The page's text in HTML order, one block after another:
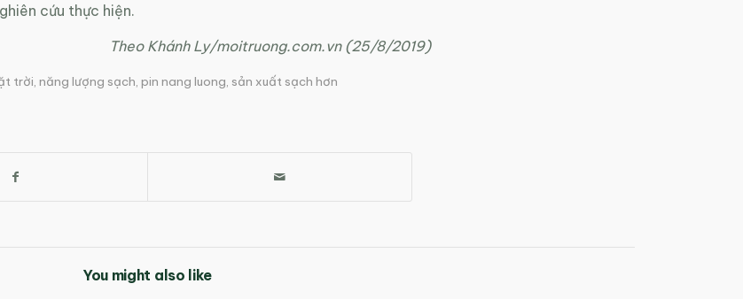
cứu thực hiện.
Theo Khánh Ly/moitruong.com.vn (25/8/2019)
trời, năng lượng sạch, pin nang luong, sản xuất sạch hơn
You might also like